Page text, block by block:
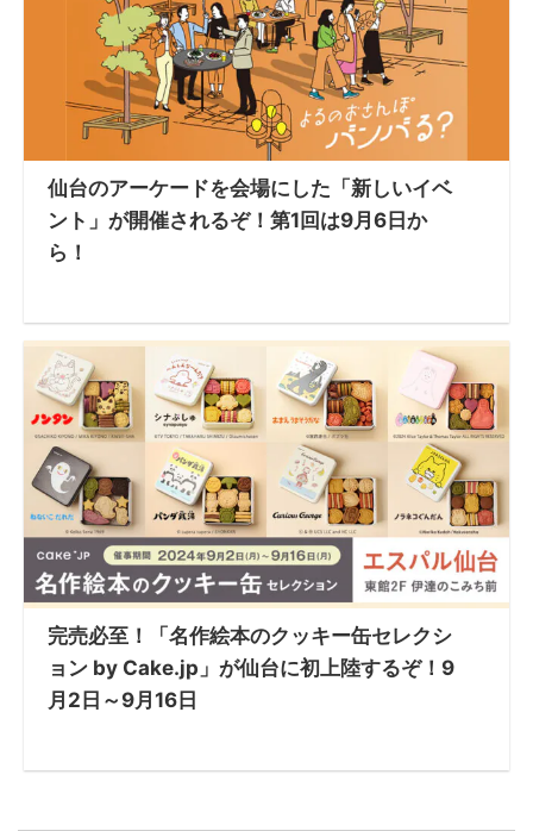
仙台のアーケードを会場にした「新しいイベ
ント」が開催されるぞ！第1回は9月6日か
ら！
完売必至！「名作絵本のクッキー缶セレクシ
ョン by Cake.jp」が仙台に初上陸するぞ！9
月2日～9月16日